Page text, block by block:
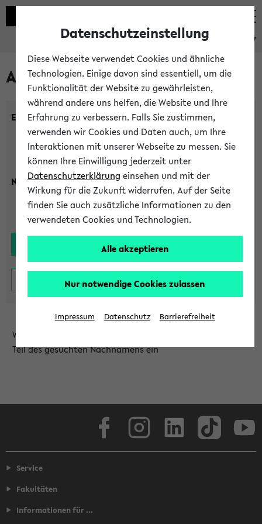
eKVV
Alle Lehrenden
Einrichtung:
Nachname:
Wählen Sie die Einrichtung aus und/oder geben Sie einen
Teil des gesuchten Nachnamens ein
Service
Fakultäten
Informationen für ...
Datenschutzeinstellung
Diese Webseite verwendet Cookies und ähnliche
Technologien. Einige davon sind essentiell, um die
Funktionalität der Website zu gewährleisten,
während andere uns helfen, die Website und Ihre
Erfahrung zu verbessern. Falls Sie zustimmen,
verwenden wir Cookies und Daten auch, um Ihre
Interaktionen mit unserer Webseite zu messen. Sie
können Ihre Einwilligung jederzeit unter
Datenschutzerklärung einsehen und mit der
Wirkung für die Zukunft widerrufen. Auf der Seite
finden Sie auch zusätzliche Informationen zu den
verwendeten Cookies und Technologien.
Alle akzeptieren
Nur notwendige Cookies zulassen
Impressum Datenschutz Barrierefreiheit